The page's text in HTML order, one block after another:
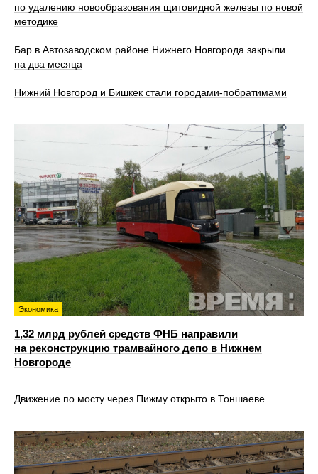
по удалению новообразования щитовидной железы по новой
методике
Бар в Автозаводском районе Нижнего Новгорода закрыли
на два месяца
Нижний Новгород и Бишкек стали городами-побратимами
Экономика
1,32 млрд рублей средств ФНБ направили
на реконструкцию трамвайного депо в Нижнем
Новгороде
Движение по мосту через Пижму открыто в Тоншаеве